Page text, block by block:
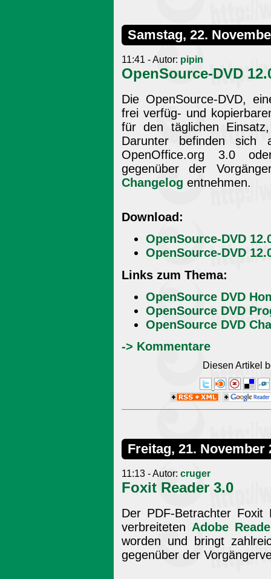
Samstag, 22.
11:41 - Autor: pipin
OpenSource-DVD
Die OpenSource-DVD,
frei verfüg- und
für den täglichen
Darunter befinden sich
OpenOffice.org 3.0
gegenüber der
Changelog entnehmen.
Download:
OpenSource-DVD
OpenSource-DVD
Links zum Thema:
OpenSource DVD
OpenSource DVD
OpenSource DVD
-> Kommentare
Diesen Artikel
Freitag, 21. November
11:13 - Autor: cruger
Foxit Reader 3.0
Der PDF-Betrachter
verbreiteten Adobe
worden und bringt
gegenüber der